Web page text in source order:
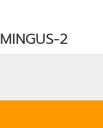
MINGUS-2